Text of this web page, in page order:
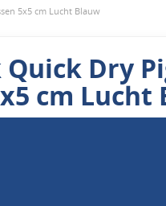
5x5 cm Lucht Blauw
Dry
cm Lucht